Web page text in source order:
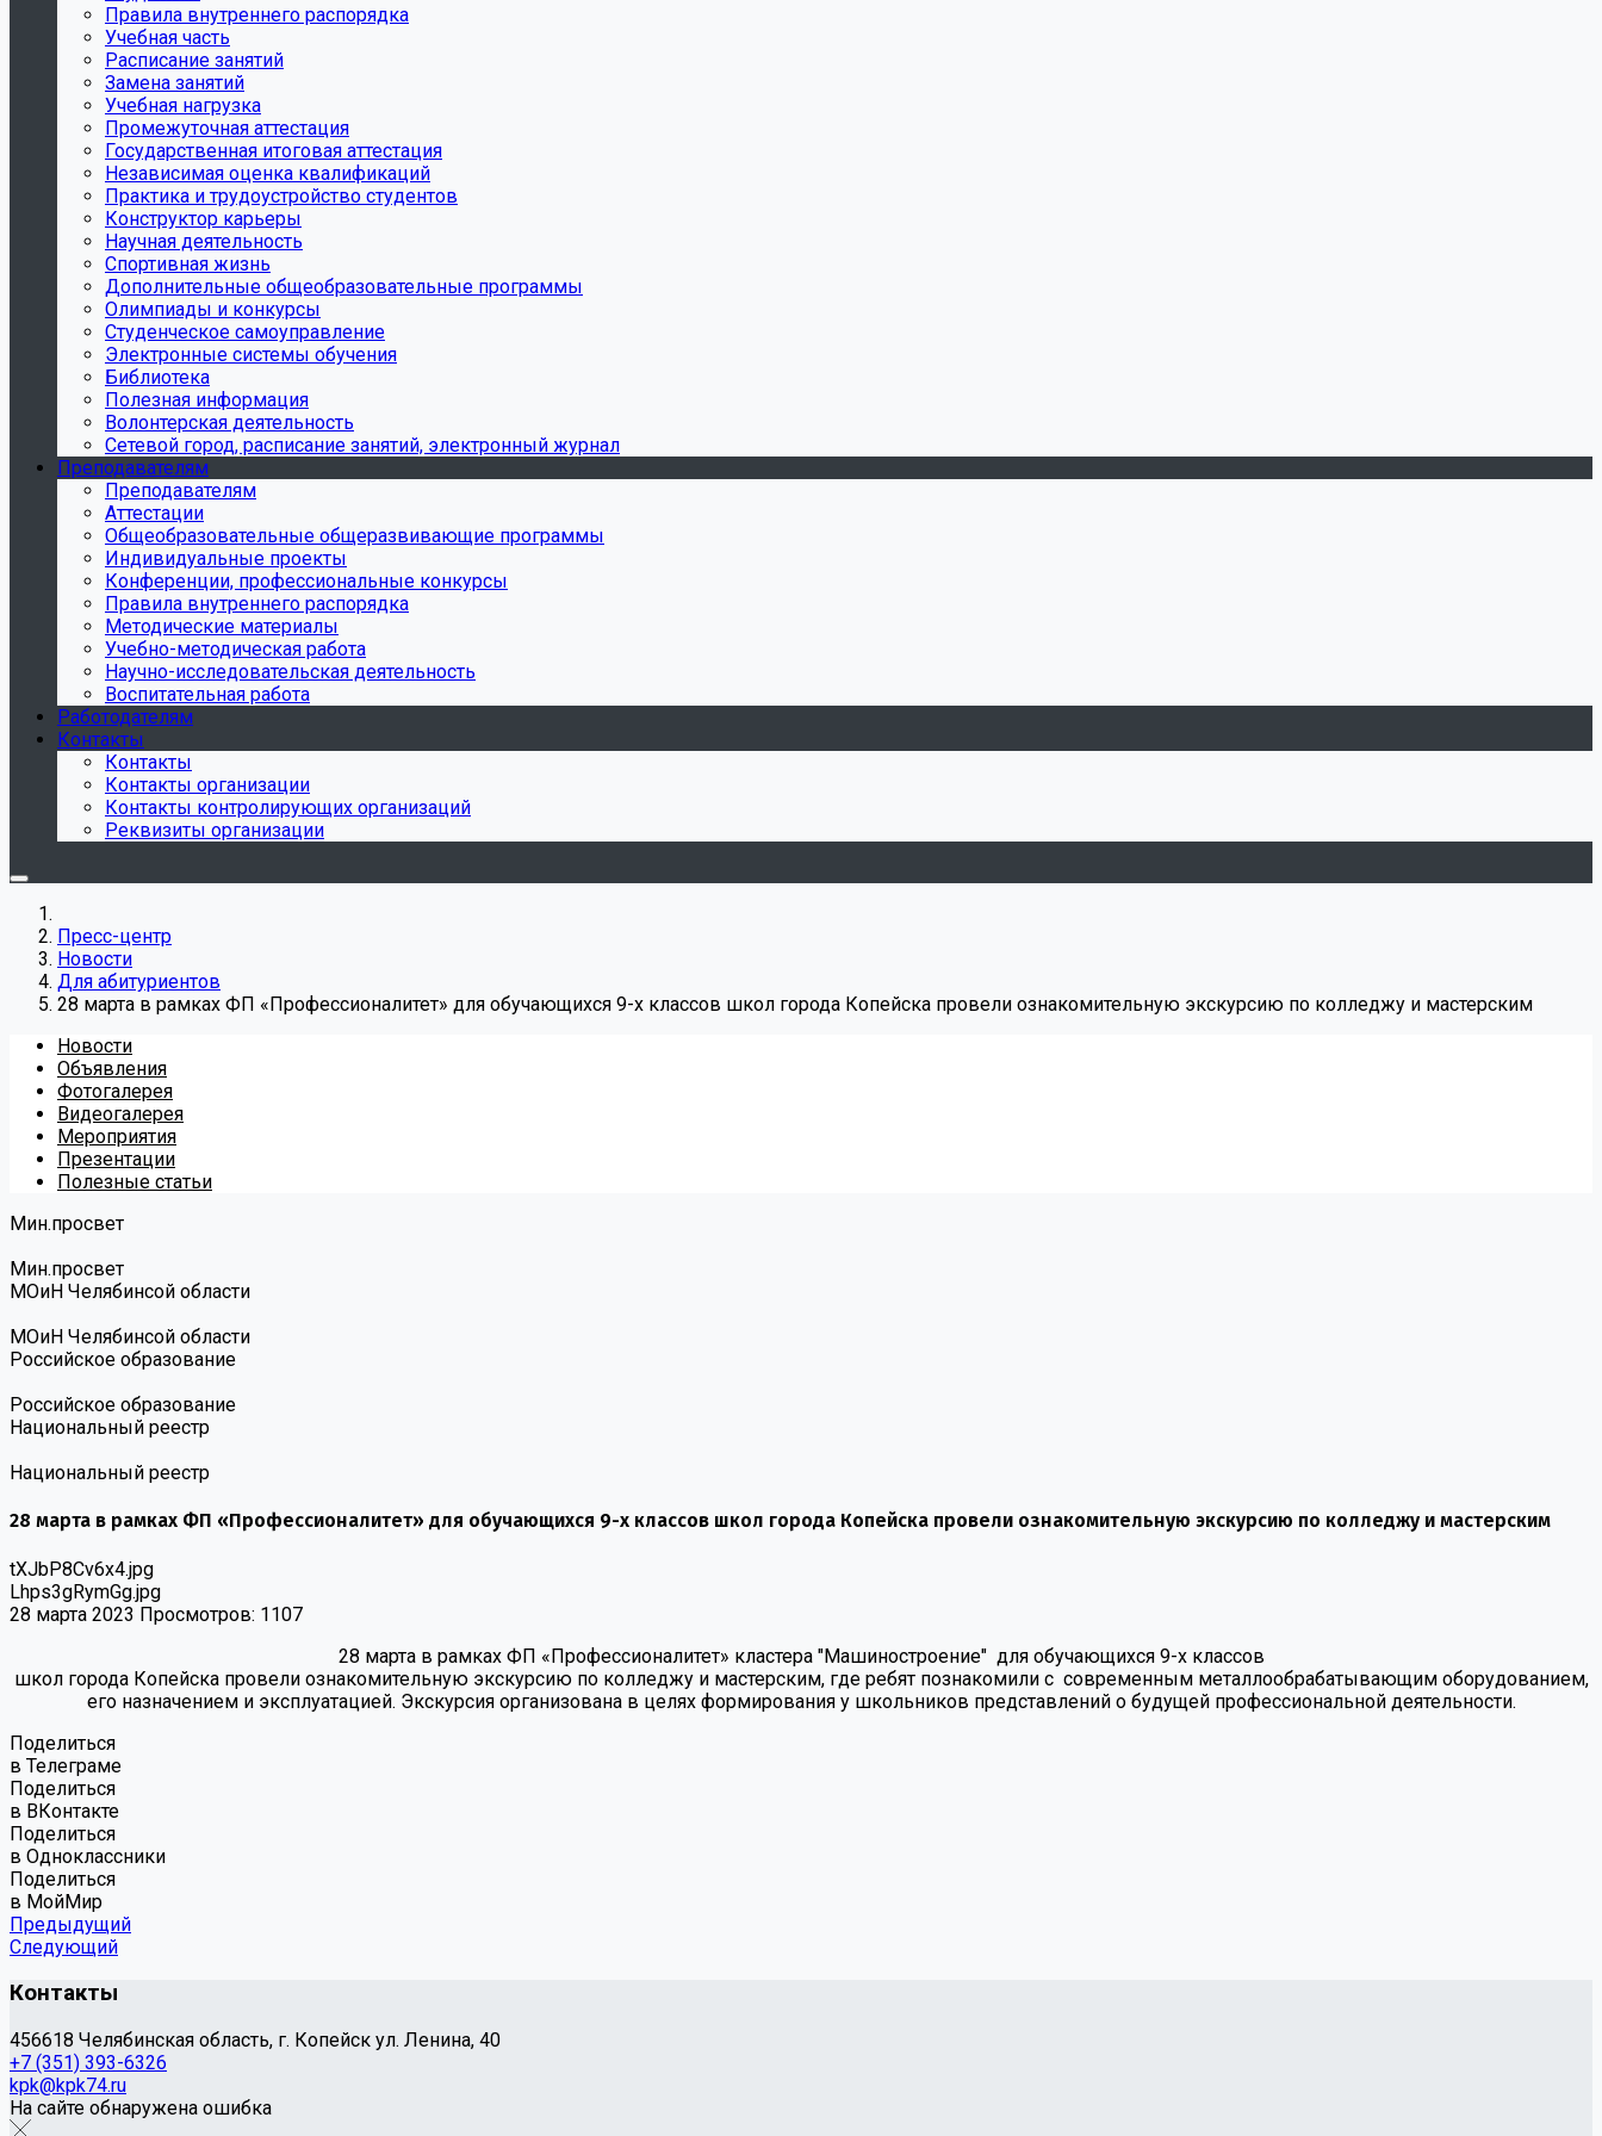
Правила внутреннего распорядка
Учебная часть
Расписание занятий
Замена занятий
Учебная нагрузка
Промежуточная аттестация
Государственная итоговая аттестация
Независимая оценка квалификаций
Практика и трудоустройство студентов
Конструктор карьеры
Научная деятельность
Спортивная жизнь
Дополнительные общеобразовательные программы
Олимпиады и конкурсы
Студенческое самоуправление
Электронные системы обучения
Библиотека
Полезная информация
Волонтерская деятельность
Сетевой город, расписание занятий, электронный журнал
Преподавателям
Преподавателям
Аттестации
Общеобразовательные общеразвивающие программы
Индивидуальные проекты
Конференции, профессиональные конкурсы
Правила внутреннего распорядка
Методические материалы
Учебно-методическая работа
Научно-исследовательская деятельность
Воспитательная работа
Работодателям
Контакты
Контакты
Контакты организации
Контакты контролирующих организаций
Реквизиты организации
Пресс-центр
Новости
Для абитуриентов
28 марта в рамках ФП «Профессионалитет» для обучающихся 9-х классов школ города Копейска провели ознакомительную экскурсию по колледжу и мастерским
Новости
Объявления
Фотогалерея
Видеогалерея
Мероприятия
Презентации
Полезные статьи
Мин.просвет
Мин.просвет
МОиН Челябинсой области
МОиН Челябинсой области
Российское образование
Российское образование
Национальный реестр
Национальный реестр
28 марта в рамках ФП «Профессионалитет» для обучающихся 9-х классов школ города Копейска провели ознакомительную экскурсию по колледжу и мастерским
tXJbP8Cv6x4.jpg
Lhps3gRymGg.jpg
28 марта 2023 Просмотров: 1107
28 марта в рамках ФП «Профессионалитет» кластера "Машиностроение" для обучающихся 9-х классов
школ города Копейска провели ознакомительную экскурсию по колледжу и мастерским, где ребят познакомили с современным металлообрабатывающим оборудованием,
его назначением и эксплуатацией. Экскурсия организована в целях формирования у школьников представлений о будущей профессиональной деятельности.
Поделиться
в Телеграме
Поделиться
в ВКонтакте
Поделиться
в Одноклассники
Поделиться
в МойМир
Предыдущий
Следующий
Контакты
456618 Челябинская область, г. Копейск ул. Ленина, 40
+7 (351) 393-6326
kpk@kpk74.ru
На сайте обнаружена ошибка